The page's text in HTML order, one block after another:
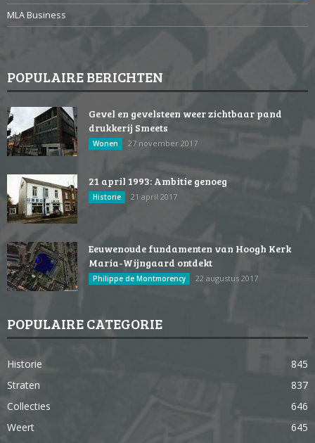
MLA Business
POPULAIRE BERICHTEN
Gevel en gevelsteen weer zichtbaar pand
drukkerij Smeets
Wonen 27 november 2017
21 april 1993: Ambitie genoeg
Historie 21 april 2017
Eeuwenoude fundamenten van Hoogh Kerk
Maria-Wijngaard ontdekt
Philippe de Montmorency 22 augustus 2017
POPULAIRE CATEGORIE
Historie
845
Straten
837
Collecties
646
Weert
645